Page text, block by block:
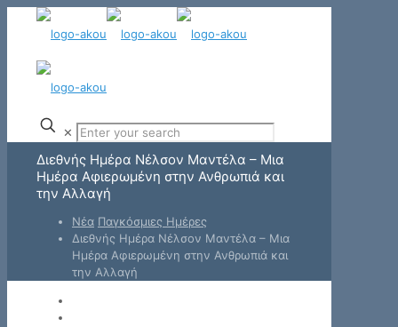
✕
Διεθνής Ημέρα Νέλσον Μαντέλα – Μια
Ημέρα Αφιερωμένη στην Ανθρωπιά και
την Αλλαγή
Νέα Παγκόσμιες Ημέρες
Διεθνής Ημέρα Νέλσον Μαντέλα – Μια
Ημέρα Αφιερωμένη στην Ανθρωπιά και
την Αλλαγή